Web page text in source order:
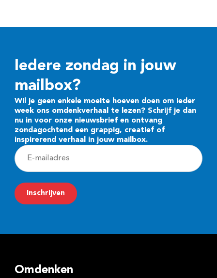
Iedere zondag in jouw
mailbox?
Wil je geen enkele moeite hoeven doen om ieder
week ons omdenkverhaal te lezen? Schrijf je dan
nu in voor onze nieuwsbrief en ontvang
zondagochtend een grappig, creatief of
inspirerend verhaal in jouw mailbox.
E
-
m
a
r
Inschrijven
Omdenken